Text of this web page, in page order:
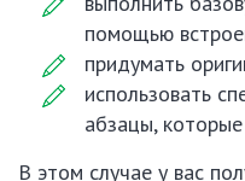
помощью
придумать
использовать
абзацы,
В этом случае у вас